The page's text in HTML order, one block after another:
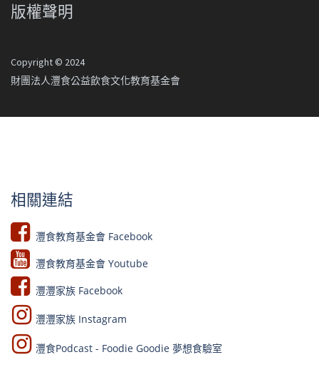
版權聲明
Copyright © 2024
財團法人灃食公益飲食文化教育基金會
相關連結
灃食教育基金會 Facebook​
灃食教育基金會 Youtube​​
灃灃家族 Facebook
灃灃家族 Instagram
灃食Podcast - Foodie Goodie 夢想食驗室​